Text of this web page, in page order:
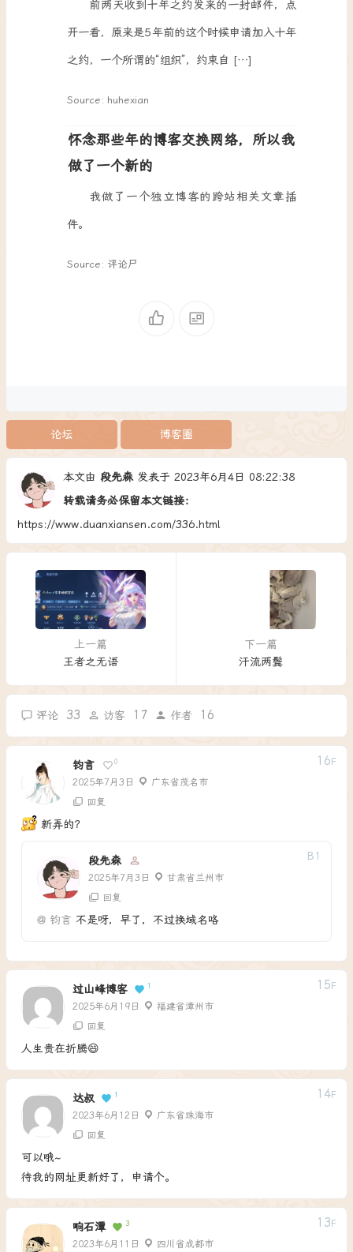
前两天收到十年之约发来的一封邮件，点
开一看，原来是5年前的这个时候申请加入十年
之约，一个所谓的“组织”，约束自 […]
Source: huhexian
怀念那些年的博客交换网络，所以我
做了一个新的
我做了一个独立博客的跨站相关文章插
件。
Source: 评论尸
论坛 博客圈
本文由 段先森发表于 2023年6月4日 08:22:38
转载请务必保留本文链接：
https://www.duanxiansen.com/336.html
上一篇
王者之无语
下一篇
汗流两鬓
评论 33 访客 17 作者 16
钧言 0
2025年7月3日 广东省茂名市
16 F
回复
新弄的？
段先森
2025年7月3日 甘肃省兰州市
B 1
回复
@ 钧言 不是呀，早了，不过换域名咯
过山峰博客 1
2025年6月19日 福建省漳州市
15 F
回复
人生贵在折腾😄
达叔 1
2023年6月12日 广东省珠海市
14F
回复
可以哦~
待我的网址更新好了，申请个。
响石潭 3
2023年6月11日 四川省成都市
13 F